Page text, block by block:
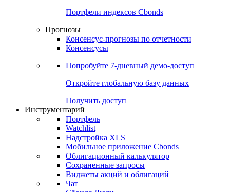
Soft Commodities
Виджет:
Портфели индексов Cbonds
Прогнозы
Консенсусы
Попробуйте7-дневный
Откройте глобальную базу данных
Получить доступ
Инструментарий
Портфель
Watchlist
Надстройка XLS
Мобильное приложение Cbonds